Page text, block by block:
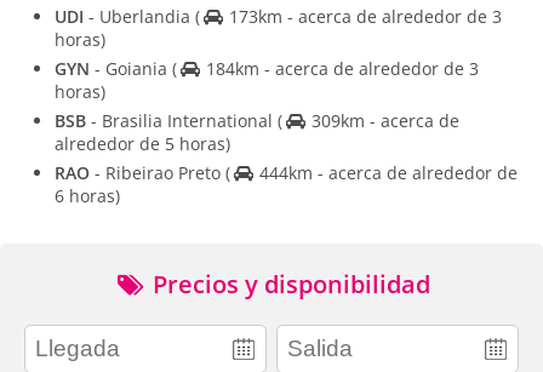
UDI - Uberlandia (
173km - acerca de alrededor de 3
horas)
GYN - Goiania (
184km - acerca de alrededor de 3
horas)
BSB - Brasilia International (
309km - acerca de
alrededor de 5 horas)
RAO - Ribeirao Preto (
444km - acerca de alrededor de
6 horas)
Precios y disponibilidad